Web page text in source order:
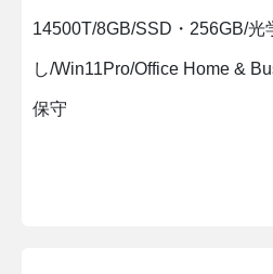
14500T/8GB/SSD・256GB/光
し/Win11Pro/Office Home &
保守